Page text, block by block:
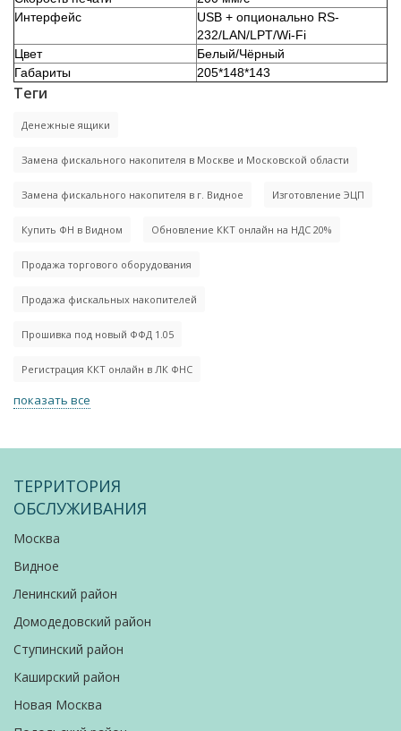
Интерфейс
USB + опционально RS-
232/LAN/LPT/Wi-Fi
Цвет
Белый/Чёрный
Габариты
205*148*143
Теги
Денежные ящики
Замена фискального накопителя в Москве и Московской области
Замена фискального накопителя в г. Видное Изготовление ЭЦП
Купить ФН в Видном Обновление ККТ онлайн на НДС 20%
Продажа торгового оборудования
Продажа фискальных накопителей
Прошивка под новый ФФД 1.05
Регистрация ККТ онлайн в ЛК ФНС
показать все
ТЕРРИТОРИЯ
ОБСЛУЖИВАНИЯ
Москва
Видное
Ленинский район
Домодедовский район
Ступинский район
Каширский район
Новая Москва